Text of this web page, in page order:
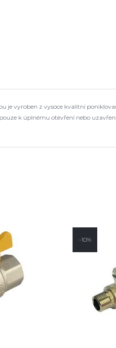
je vyroben z vysoce kvalitní
k úplnému otevření nebo
-10%